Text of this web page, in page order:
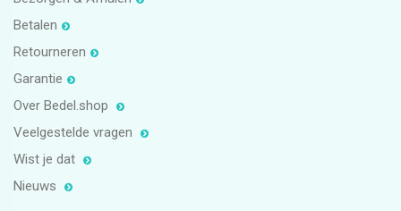
Betalen
Retourneren
Garantie
Over Bedel.shop
Veelgestelde vragen
Wist je dat
Nieuws